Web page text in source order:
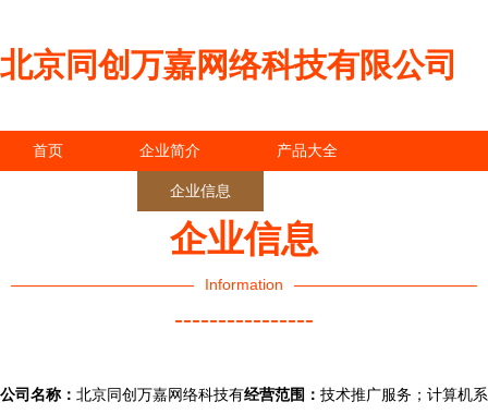
北京同创万嘉网络科技有限公司
首页 企业简介 产品大全
企业信息
企业信息
Information
----------------
公司名称： 北京同创万嘉网络科技有经营范围： 技术推广服务；计算机系